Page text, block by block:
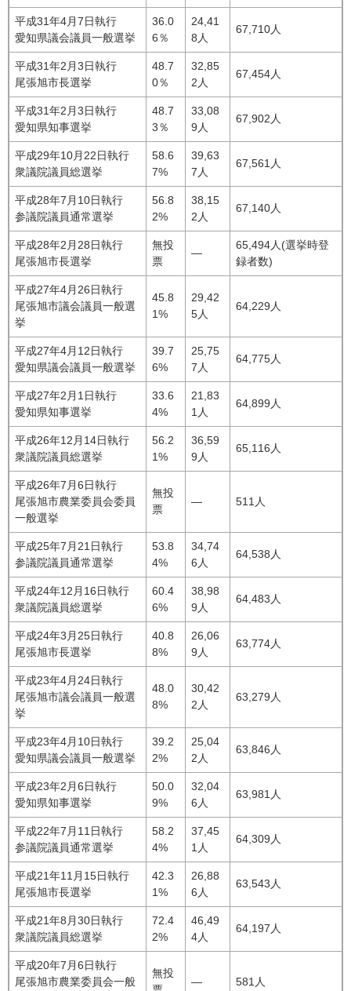
平成31年4月7日執行
愛知県議会議員一般選挙
36.0
6％
24,41
8人
67,710人
平成31年2月3日執行
尾張旭市長選挙
48.7
0％
32,85
2人
67,454人
平成31年2月3日執行
愛知県知事選挙
48.7
3％
33,08
9人
67,902人
平成29年10月22日執行
衆議院議員総選挙
58.6
7%
39,63
7人
67,561人
平成28年7月10日執行
参議院議員通常選挙
56.8
2%
38,15
2人
67,140人
平成28年2月28日執行
尾張旭市長選挙
無投
票
―
65,494人(選挙時登
録者数)
平成27年4月26日執行
尾張旭市議会議員一般選
挙
45.8
1%
29,42
5人
64,229人
平成27年4月12日執行
愛知県議会議員一般選挙
39.7
6%
25,75
7人
64,775人
平成27年2月1日執行
愛知県知事選挙
33.6
4%
21,83
1人
64,899人
平成26年12月14日執行
衆議院議員総選挙
56.2
1%
36,59
9人
65,116人
平成26年7月6日執行
尾張旭市農業委員会委員
一般選挙
無投
票
― 511人
平成25年7月21日執行
参議院議員通常選挙
53.8
4%
34,74
6人
64,538人
平成24年12月16日執行
衆議院議員総選挙
60.4
6%
38,98
9人
64,483人
平成24年3月25日執行
尾張旭市長選挙
40.8
8%
26,06
9人
63,774人
平成23年4月24日執行
尾張旭市議会議員一般選
挙
48.0
8%
30,42
2人
63,279人
平成23年4月10日執行
愛知県議会議員一般選挙
39.2
2%
25,04
2人
63,846人
平成23年2月6日執行
愛知県知事選挙
50.0
9%
32,04
6人
63,981人
平成22年7月11日執行
参議院議員通常選挙
58.2
4%
37,45
1人
64,309人
平成21年11月15日執行
尾張旭市長選挙
42.3
1%
26,88
6人
63,543人
平成21年8月30日執行
衆議院議員総選挙
72.4
2%
46,49
4人
64,197人
平成20年7月6日執行
尾張旭市農業委員会一般
無投
― 581人